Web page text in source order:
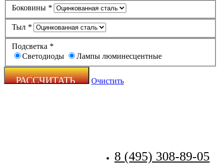
Боковины *
Тыл *
Подсветка *
Светодиоды
Лампы люминесцентные
Очистить
8 (495) 308-89-05